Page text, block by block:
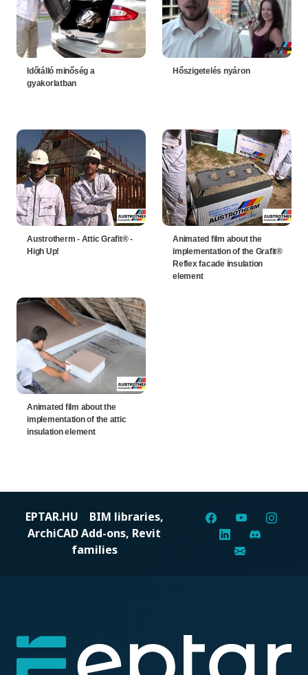
Időtálló minőség a
gyakorlatban
Hőszigetelés nyáron
Austrotherm - Attic Grafit® -
High Up!
Animated film about the
implementation of the Grafit®
Reflex facade insulation
element
Animated film about the
implementation of the attic
insulation element
EPTAR.HU BIM libraries,
ArchiCAD Add-ons, Revit
families